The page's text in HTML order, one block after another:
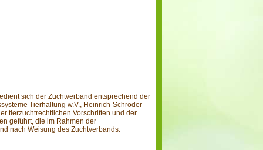
sich der Zuchtverband entsprechend der
Tierhaltung w.V., Heinrich-Schröder-
tierzuchtrechtlichen Vorschriften und der
ge­führt, die im Rahmen der
nach Weisung des Zuchtverbands.